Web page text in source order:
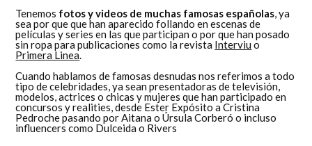
Tenemos fotos y videos de muchas famosas españolas, ya
sea por que que han aparecido follando en escenas de
películas y series en las que participan o por que han posado
sin ropa para publicaciones como la revista Interviu o
Primera Linea.
Cuando hablamos de famosas desnudas nos referimos a todo
tipo de celebridades, ya sean presentadoras de televisión,
modelos, actrices o chicas y mujeres que han participado en
concursos y realities, desde Ester Expósito a Cristina
Pedroche pasando por Aitana o Úrsula Corberó o incluso
influencers como Dulceida o Rivers